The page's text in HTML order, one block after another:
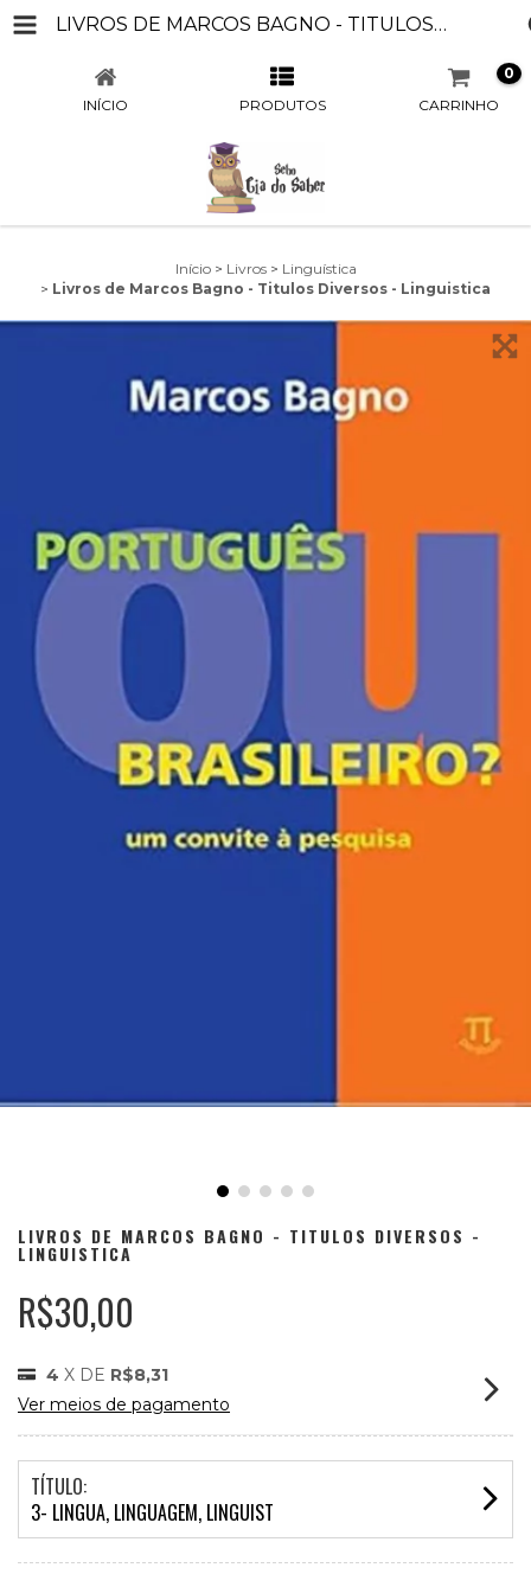
LIVROS DE MARCOS BAGNO - TITULOS DIVERSOS - LINGUISTICA
INÍCIO PRODUTOS CARRINHO
0
Início > Livros > Linguística
> Livros de Marcos Bagno - Titulos Diversos - Linguistica
LIVROS DE MARCOS BAGNO - TITULOS DIVERSOS -
LINGUISTICA
R$30,00
4 X DE R$8,31
Ver meios de pagamento
TÍTULO:
3- LINGUA, LINGUAGEM, LINGUIST